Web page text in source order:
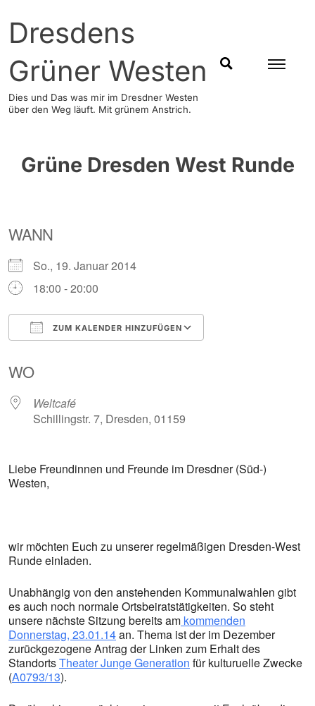
content
Dresdens
Grüner Westen
Dies und Das was mir im Dresdner Westen
über den Weg läuft. Mit grünem Anstrich.
SUCHEN
Grüne Dresden West Runde
WANN
So., 19. Januar 2014
18:00 - 20:00
ZUM KALENDER HINZUFÜGEN
WO
Weltcafé
Schillingstr. 7, Dresden, 01159
Liebe Freundinnen und Freunde im Dresdner (Süd-)
Westen,
wir möchten Euch zu unserer regelmäßigen Dresden-West
Runde einladen.
Unabhängig von den anstehenden Kommunalwahlen gibt
es auch noch normale Ortsbeiratstätigkeiten. So steht
unsere nächste Sitzung bereits am kommenden
Donnerstag, 23.01.14an. Thema ist der im Dezember
zurückgezogene Antrag der Linken zum Erhalt des
StandortsTheater Junge Generation für kulturuelle Zwecke
(A0793/13).